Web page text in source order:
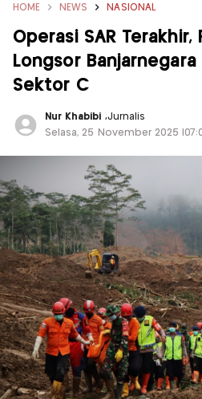
HOME NEWS NASIONAL
Operasi SAR Terakhir,
Longsor
Sektor C
Nur Khabibi ,Jurnalis
Selasa, 25 November 2025